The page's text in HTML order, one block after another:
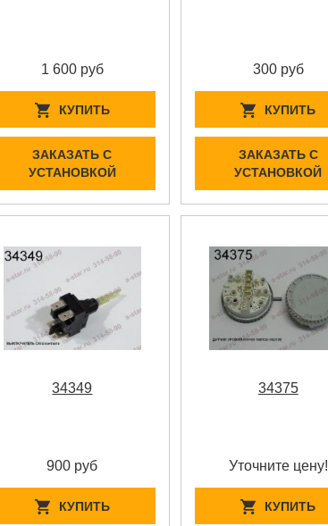
1 600 руб
КУПИТЬ
ЗАКАЗАТЬ С
УСТАНОВКОЙ
300 руб
КУПИТЬ
ЗАКАЗАТЬ С
УСТАНОВКОЙ
34349
900 руб
КУПИТЬ
34375
Уточните цену!
КУПИТЬ